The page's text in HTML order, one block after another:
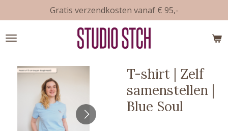
direct
naar
Gratis verzendkosten vanaf € 95,-
T-shirt | Zelf
samenstellen |
Blue Soul